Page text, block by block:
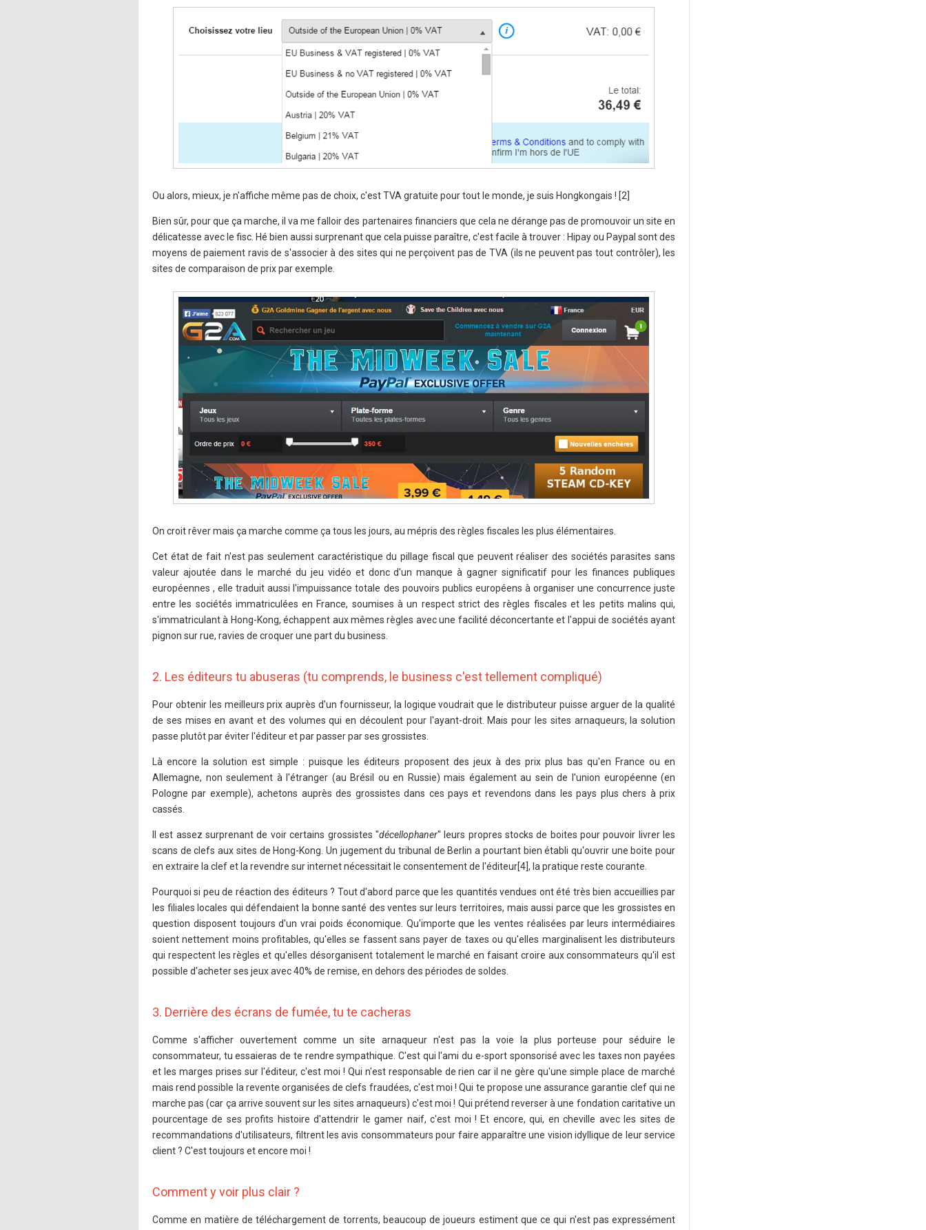
Ou alors, mieux, je n'affiche même pas de choix, c'est TVA gratuite pour tout le monde, je suis Hongkongais ! [2]
Bien sûr, pour que ça marche, il va me falloir des partenaires financiers que cela ne dérange pas de promouvoir un site en
délicatesse avec le fisc. Hé bien aussi surprenant que cela puisse paraître, c'est facile à trouver : Hipay ou Paypal sont des
moyens de paiement ravis de s'associer à des sites qui ne perçoivent pas de TVA (ils ne peuvent pas tout contrôler), les
sites de comparaison de prix par exemple.
On croit rêver mais ça marche comme ça tous les jours, au mépris des règles fiscales les plus élémentaires.
Cet état de fait n'est pas seulement caractéristique du pillage fiscal que peuvent réaliser des sociétés parasites sans
valeur ajoutée dans le marché du jeu vidéo et donc d'un manque à gagner significatif pour les finances publiques
européennes , elle traduit aussi l'impuissance totale des pouvoirs publics européens à organiser une concurrence juste
entre les sociétés immatriculées en France, soumises à un respect strict des règles fiscales et les petits malins qui,
s'immatriculant à Hong-Kong, échappent aux mêmes règles avec une facilité déconcertante et l'appui de sociétés ayant
pignon sur rue, ravies de croquer une part du business.
2. Les éditeurs tu abuseras (tu comprends, le business c'est tellement compliqué)
Pour obtenir les meilleurs prix auprès d'un fournisseur, la logique voudrait que le distributeur puisse arguer de la qualité
de ses mises en avant et des volumes qui en découlent pour l'ayant-droit. Mais pour les sites arnaqueurs, la solution
passe plutôt par éviter l'éditeur et par passer par ses grossistes.
Là encore la solution est simple : puisque les éditeurs proposent des jeux à des prix plus bas qu'en France ou en
Allemagne, non seulement à l'étranger (au Brésil ou en Russie) mais également au sein de l'union européenne (en
Pologne par exemple), achetons auprès des grossistes dans ces pays et revendons dans les pays plus chers à prix
cassés.
Il est assez surprenant de voir certains grossistes "décellophaner" leurs propres stocks de boites pour pouvoir livrer les
scans de clefs aux sites de Hong-Kong. Un jugement du tribunal de Berlin a pourtant bien établi qu'ouvrir une boite pour
en extraire la clef et la revendre sur internet nécessitait le consentement de l'éditeur[4], la pratique reste courante.
Pourquoi si peu de réaction des éditeurs ? Tout d'abord parce que les quantités vendues ont été très bien accueillies par
les filiales locales qui défendaient la bonne santé des ventes sur leurs territoires, mais aussi parce que les grossistes en
question disposent toujours d'un vrai poids économique. Qu'importe que les ventes réalisées par leurs intermédiaires
soient nettement moins profitables, qu'elles se fassent sans payer de taxes ou qu'elles marginalisent les distributeurs
qui respectent les règles et qu'elles désorganisent totalement le marché en faisant croire aux consommateurs qu'il est
possible d'acheter ses jeux avec 40% de remise, en dehors des périodes de soldes.
3. Derrière des écrans de fumée, tu te cacheras
Comme s'afficher ouvertement comme un site arnaqueur n'est pas la voie la plus porteuse pour séduire le
consommateur, tu essaieras de te rendre sympathique. C'est qui l'ami du e-sport sponsorisé avec les taxes non payées
et les marges prises sur l'éditeur, c'est moi ! Qui n'est responsable de rien car il ne gère qu'une simple place de marché
mais rend possible la revente organisées de clefs fraudées, c'est moi ! Qui te propose une assurance garantie clef qui ne
marche pas (car ça arrive souvent sur les sites arnaqueurs) c'est moi ! Qui prétend reverser à une fondation caritative un
pourcentage de ses profits histoire d'attendrir le gamer naif, c'est moi ! Et encore, qui, en cheville avec les sites de
recommandations d'utilisateurs, filtrent les avis consommateurs pour faire apparaître une vision idyllique de leur service
client ? C'est toujours et encore moi !
Comment y voir plus clair ?
Comme en matière de téléchargement de torrents, beaucoup de joueurs estiment que ce qui n'est pas expressément